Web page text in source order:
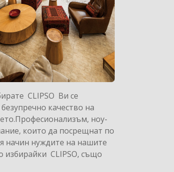
CLIPSO Ви се
качество на
ноу-
които да посрещнат по
начин нуждите на нашите
избирайки CLIPSO, също